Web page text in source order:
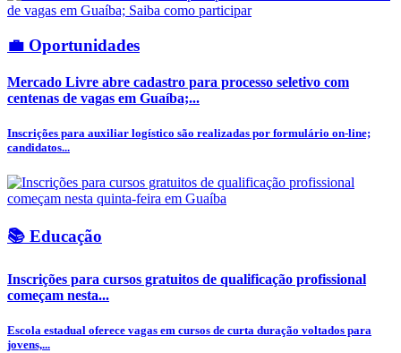
💼 Oportunidades
Mercado Livre abre cadastro para processo seletivo com
centenas de vagas em Guaíba;...
Inscrições para auxiliar logístico são realizadas por formulário on-line;
candidatos...
📚 Educação
Inscrições para cursos gratuitos de qualificação profissional
começam nesta...
Escola estadual oferece vagas em cursos de curta duração voltados para
jovens,...